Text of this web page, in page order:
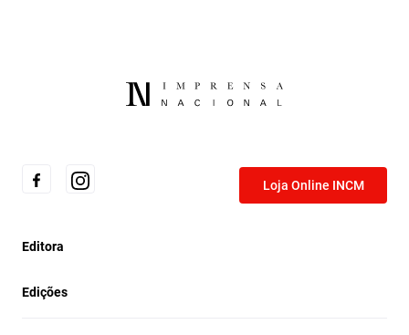
Loja Online INCM
Editora
Edições